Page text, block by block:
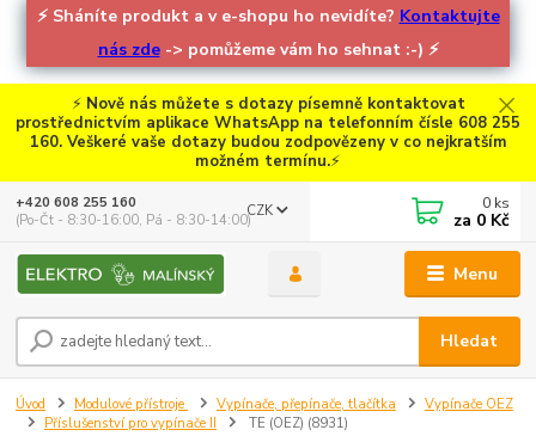
⚡ Sháníte produkt a v e-shopu ho nevidíte? Kontaktujte
nás zde-> pomůžeme vám ho sehnat :-) ⚡
⚡ Nově nás můžete s dotazy písemně kontaktovat
prostřednictvím aplikace WhatsApp na telefonním čísle 608 255
160. Veškeré vaše dotazy budou zodpovězeny v co nejkratším
možném termínu.⚡
Menu
CZK
Hledat
+420 608 255 160
(Po-Čt - 8:30-16:00, Pá - 8:30-14:00)
0 ks
za 0 Kč
Úvod Modulové přístroje Vypínače, přepínače, tlačítka
Vypínače OEZ
Příslušenství pro vypínače II
TE (OEZ) (8931)